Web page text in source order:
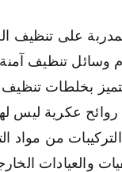
على تنظيف
تنظيف آمنة
بخلطات تنظيف
روائح عكرية ليس
من مواد